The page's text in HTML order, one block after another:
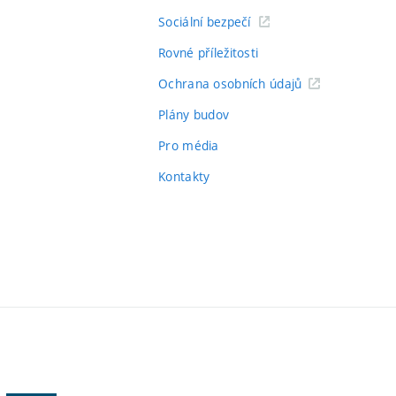
Sociální bezpečí
Rovné příležitosti
Ochrana osobních údajů
Plány budov
Pro média
Kontakty